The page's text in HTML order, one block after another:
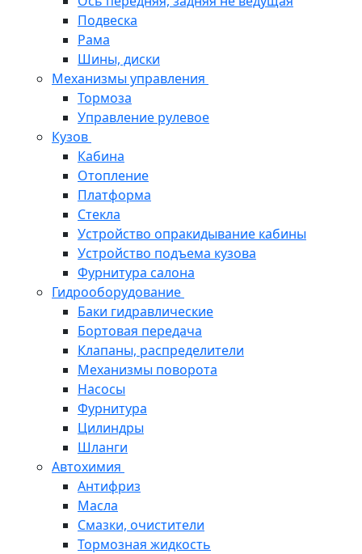
Подвеска
Рама
Шины, диски
Механизмы управления
Тормоза
Управление рулевое
Кузов
Кабина
Отопление
Платформа
Стекла
Устройство опракидывание кабины
Устройство подъема кузова
Фурнитура салона
Гидрооборудование
Баки гидравлические
Бортовая передача
Клапаны, распределители
Механизмы поворота
Насосы
Фурнитура
Цилиндры
Шланги
Автохимия
Антифриз
Масла
Смазки, очистители
Тормозная жидкость